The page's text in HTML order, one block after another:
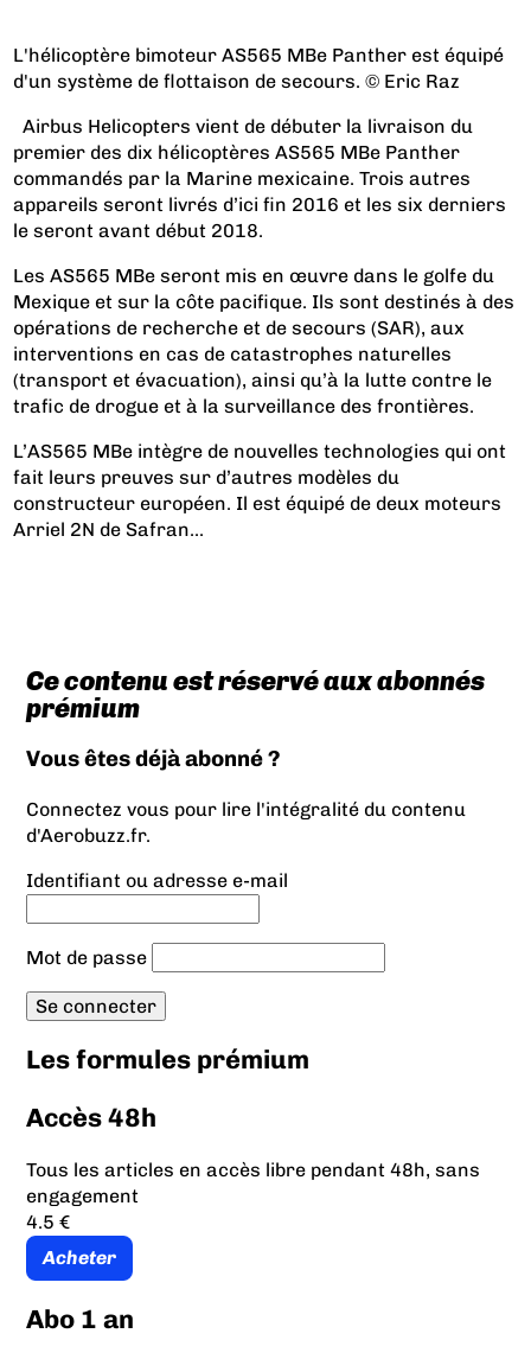
L'hélicoptère bimoteur AS565 MBe Panther est équipé
d'un système de flottaison de secours. © Eric Raz
Airbus Helicopters vient de débuter la livraison du
premier des dix hélicoptères AS565 MBe Panther
commandés par la Marine mexicaine. Trois autres
appareils seront livrés d’ici fin 2016 et les six derniers
le seront avant début 2018.
Les AS565 MBe seront mis en œuvre dans le golfe du
Mexique et sur la côte pacifique. Ils sont destinés à des
opérations de recherche et de secours (SAR), aux
interventions en cas de catastrophes naturelles
(transport et évacuation), ainsi qu’à la lutte contre le
trafic de drogue et à la surveillance des frontières.
L’AS565 MBe intègre de nouvelles technologies qui ont
fait leurs preuves sur d’autres modèles du
constructeur européen. Il est équipé de deux moteurs
Arriel 2N de Safran...
Ce contenu est réservé aux abonnés
prémium
Vous êtes déjà abonné ?
Connectez vous pour lire l'intégralité du contenu
d'Aerobuzz.fr.
Identifiant ou adresse e-mail
Mot de passe
Les formules prémium
Accès 48h
Tous les articles en accès libre pendant 48h, sans
engagement
4.5 €
Acheter
Abo 1 an